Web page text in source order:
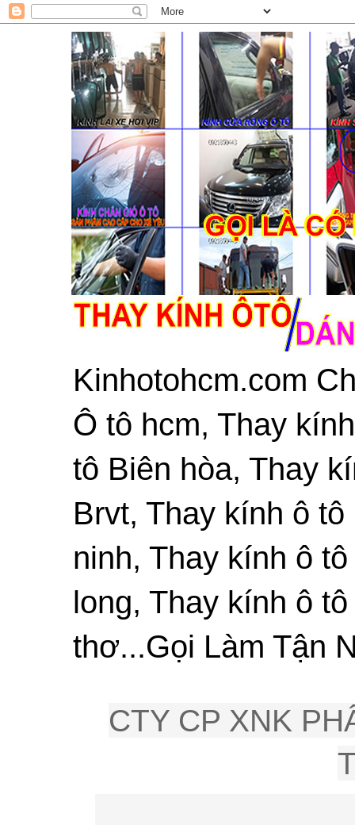
Kinhotohcm.com
Ô tô hcm, Thay
tô Biên hòa, Thay
Brvt, Thay kính ô
ninh, Thay kính ô
long, Thay kính ô
thơ...Gọi Làm Tận
CTY CP XNK